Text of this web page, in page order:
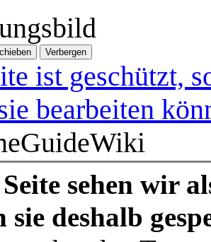
Verbergen
ist geschützt,
bearbeiten
Seite sehen wir
sie deshalb